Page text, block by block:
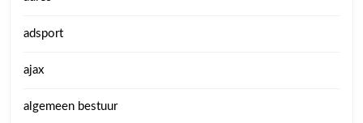
adsport
ajax
algemeen bestuur